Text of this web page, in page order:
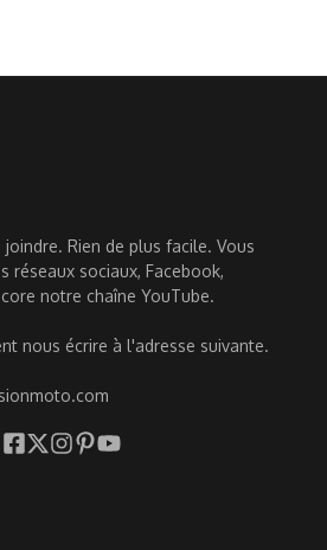
Rien de plus facile. Vous
réseaux sociaux, Facebook,
notre chaîne YouTube.
nous écrire à l'adresse suivante.